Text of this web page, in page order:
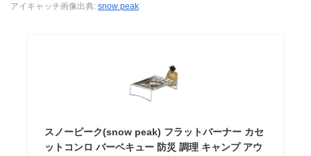
アイキャッチ画像出典: snow peak
スノーピーク(snow peak) フラットバーナー カセ
ットコンロ バーベキュー 防災 調理 キャンプ アウ